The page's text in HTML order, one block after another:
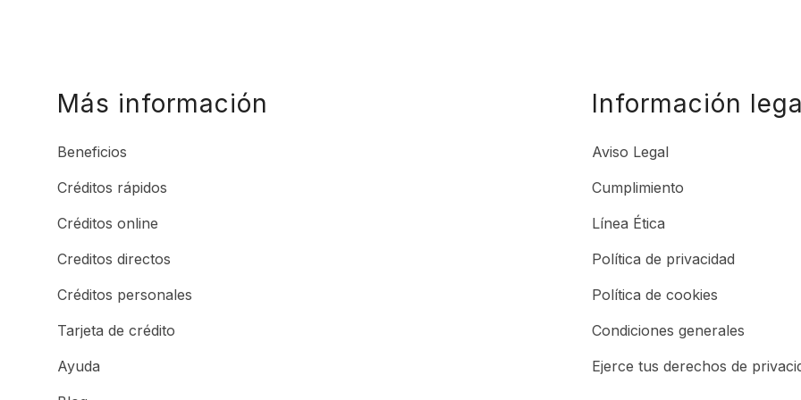
Más información
Beneficios
Créditos rápidos
Créditos online
Creditos directos
Créditos personales
Tarjeta de crédito
Ayuda
Información
Aviso Legal
Cumplimiento
Línea Ética
Política de privacidad
Política de cookies
Condiciones generales
Ejerce tus derechos de